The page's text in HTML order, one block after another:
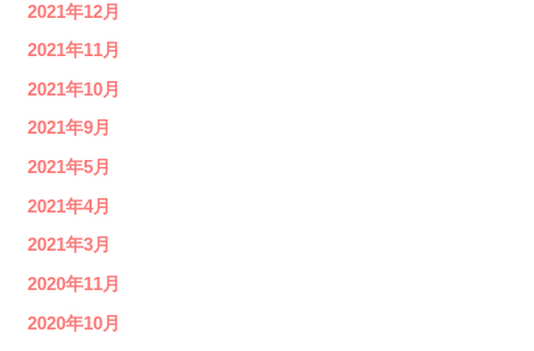
2021年12月
2021年11月
2021年10月
2021年9月
2021年5月
2021年4月
2021年3月
2020年11月
2020年10月